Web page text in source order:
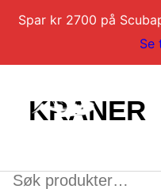
Spar kr 2700 på
Se
KRANER
Søk